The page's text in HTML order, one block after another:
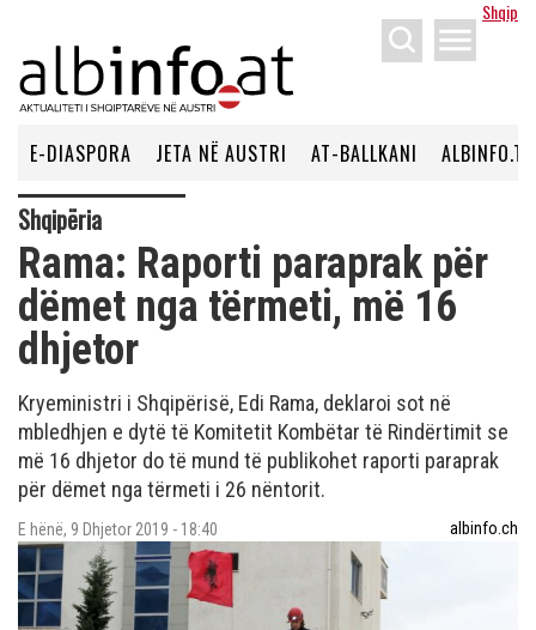
Shqip
menu
E-DIASPORA JETA NË AUSTRI AT-BALLKANI ALBINFO.TV
Shqipëria
Rama: Raporti paraprak për
dëmet nga tërmeti, më 16
dhjetor
Kryeministri i Shqipërisë, Edi Rama, deklaroi sot në
mbledhjen e dytë të Komitetit Kombëtar të Rindërtimit se
më 16 dhjetor do të mund të publikohet raporti paraprak
për dëmet nga tërmeti i 26 nëntorit.
E hënë, 9 Dhjetor 2019 - 18:40 albinfo.ch